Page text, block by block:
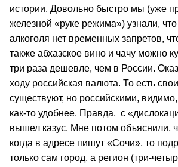
истории. Довольно быстро мы (уже
железной «руке режима») узнали, что
алкоголя нет временных запретов,
также абхазское вино и чачу можно
три раза дешевле, чем в России.
ходу российская валюта. То есть
существуют, но российскими, видимо,
как-то удобнее. Правда, с
вышел казус. Мне потом объяснили,
когда в адресе пишут «Сочи», то
только сам город, а регион (три-